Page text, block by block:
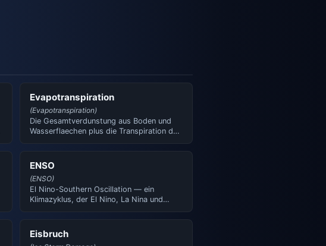
Evapotranspiration
(Evapotranspiration)
Die Gesamtverdunstung aus Boden und
Wasserflaechen plus die Transpiration der
ENSO
(ENSO)
El Nino-Southern Oscillation — ein
Klimazyklus, der El Nino, La Nina und
Eisbruch